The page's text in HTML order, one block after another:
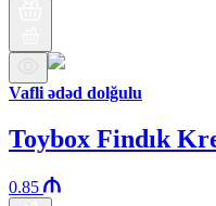
Vafli ədəd dolğulu
Toybox Findık
0.85